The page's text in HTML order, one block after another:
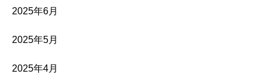
2025年6月
2025年5月
2025年4月